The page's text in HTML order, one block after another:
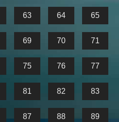
63 64 65
69 70 71
75 76 77
81 82 83
87 88 89